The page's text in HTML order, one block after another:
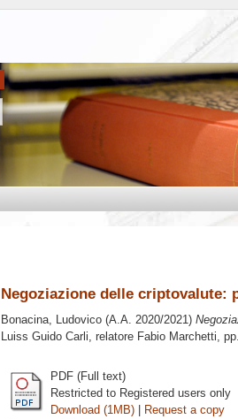
Negoziazione delle criptovalute:
Bonacina, Ludovico (A.A. 2020/2021)
Luiss Guido Carli, relatore Fabio Marchetti,
PDF (Full text)
Restricted to Registered users only
Download (1MB) | Request a copy